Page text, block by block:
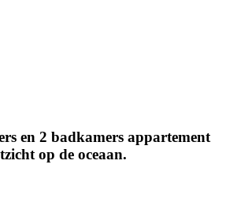
en 2 badkamers appartement
op de oceaan.